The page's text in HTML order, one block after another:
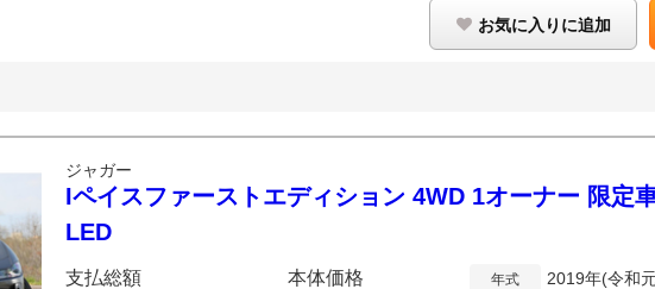
お気に入りに追加
ジャガー
Iペイスファーストエディション 4WD 1オーナー 限定
LED
支払総額 本体価格 年式 2019年(令和